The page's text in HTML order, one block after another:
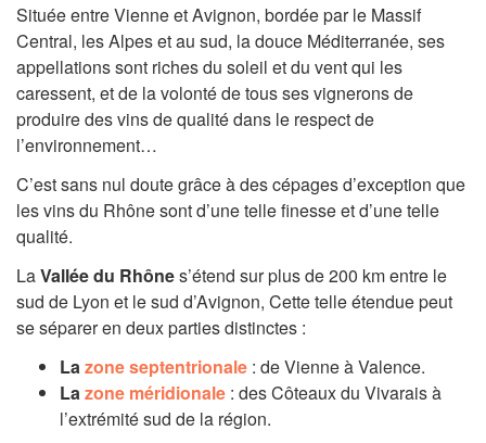
Située entre Vienne et Avignon, bordée par le Massif
Central, les Alpes et au sud, la douce Méditerranée, ses
appellations sont riches du soleil et du vent qui les
caressent, et de la volonté de tous ses vignerons de
produire des vins de qualité dans le respect de
l’environnement…
C’est sans nul doute grâce à des cépages d’exception que
les vins du Rhône sont d’une telle finesse et d’une telle
qualité.
LaVallée du Rhônes’étend sur plus de 200 km entre le
sud de Lyon et le sud d’Avignon, Cette telle étendue peut
se séparer en deux parties distinctes :
Lazone septentrionale : de Vienne à Valence.
Lazone méridionale : des Côteaux du Vivarais à
l’extrémité sud de la région.